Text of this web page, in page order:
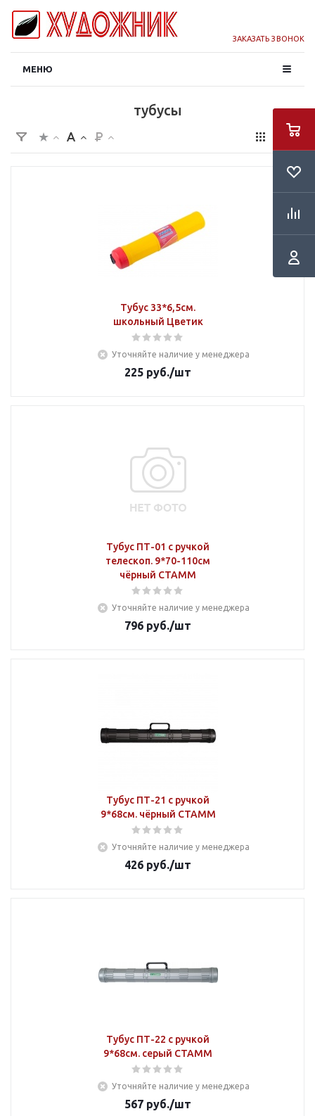
ЗАКАЗАТЬ ЗВОНОК
МЕНЮ
тубусы
Тубус 33*6,5см.
школьный Цветик
Уточняйте наличие у менеджера
225 руб./шт
Тубус ПТ-01 с ручкой
телескоп. 9*70-110см
чёрный СТАММ
Уточняйте наличие у менеджера
796 руб./шт
Тубус ПТ-21 с ручкой
9*68см. чёрный СТАММ
Уточняйте наличие у менеджера
426 руб./шт
Тубус ПТ-22 с ручкой
9*68см. серый СТАММ
Уточняйте наличие у менеджера
567 руб./шт